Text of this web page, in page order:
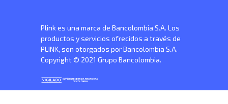
Plink es una marca de Bancolombia S.A. Los
productos y servicios ofrecidos a través de
PLINK, son otorgados por Bancolombia S.A.
Copyright © 2021 Grupo Bancolombia.